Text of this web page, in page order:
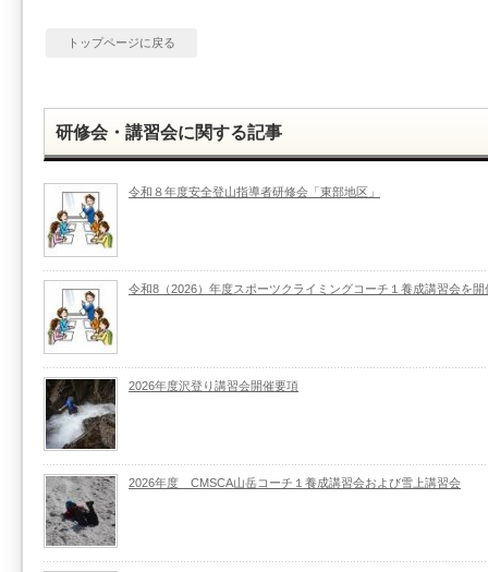
トップページに戻る
研修会・講習会に関する記事
令和８年度安全登山指導者研修会「東部地区」
令和8（2026）年度スポーツクライミングコーチ１養成講習会を開
2026年度沢登り講習会開催要項
2026年度 CMSCA山岳コーチ１養成講習会および雪上講習会